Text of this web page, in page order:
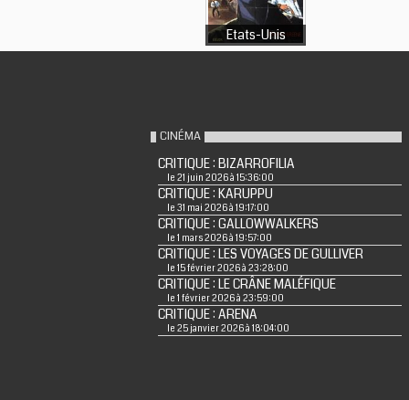
Etats-Unis
CINÉMA
CRITIQUE : BIZARROFILIA
le 21 juin 2026 à 15:36:00
CRITIQUE : KARUPPU
le 31 mai 2026 à 19:17:00
CRITIQUE : GALLOWWALKERS
le 1 mars 2026 à 19:57:00
CRITIQUE : LES VOYAGES DE GULLIVER
le 15 février 2026 à 23:28:00
CRITIQUE : LE CRÂNE MALÉFIQUE
le 1 février 2026 à 23:59:00
CRITIQUE : ARENA
le 25 janvier 2026 à 18:04:00